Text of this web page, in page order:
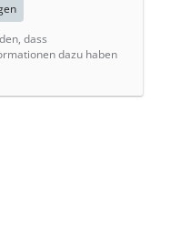
dass
dazu haben